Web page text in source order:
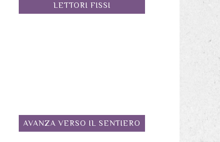
LETTORI FISSI
AVANZA VERSO IL SENTIERO